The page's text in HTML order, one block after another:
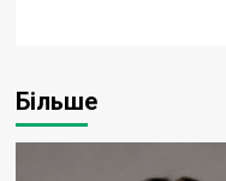
Більше